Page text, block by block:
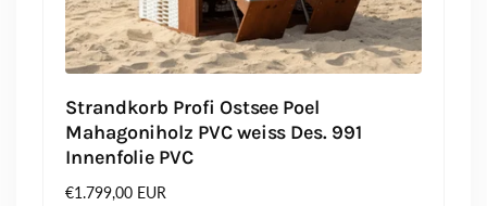
Strandkorb Profi Ostsee Poel
Mahagoniholz PVC weiss Des. 991
Innenfolie PVC
Normaler
€1.799,00 EUR